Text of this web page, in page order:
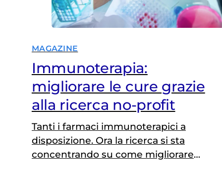
MAGAZINE
Immunoterapia:
migliorare le cure grazie
alla ricerca no-profit
Tanti i farmaci immunoterapici a
disposizione. Ora la ricerca si sta
concentrando su come migliorare